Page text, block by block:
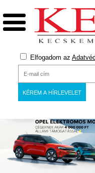
Elfogadom az